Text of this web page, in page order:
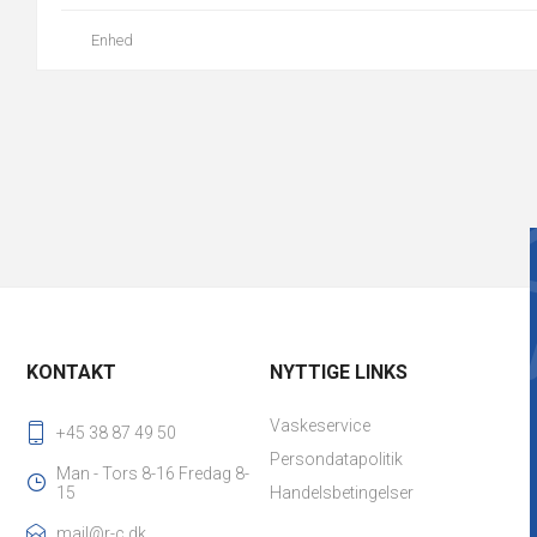
Enhed
KONTAKT
+45 38 87 49 50
Man - Tors 8-16 Fredag 8-
15
mail@r-c.dk
NYTTIGE LINKS
Vaskeservice
Persondatapolitik
Handelsbetingelser